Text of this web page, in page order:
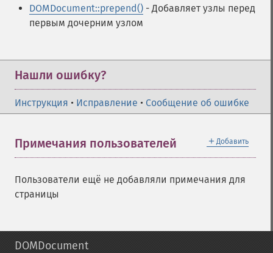
DOMDocument::prepend() - Добавляет узлы перед
первым дочерним узлом
Нашли ошибку?
Инструкция • Исправление • Сообщение об ошибке
＋ Добавить
Примечания пользователей
Пользователи ещё не добавляли примечания для
страницы
DOMDocument